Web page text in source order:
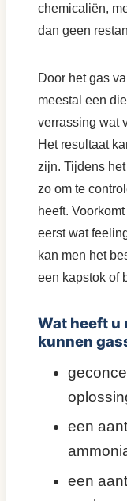
chemicaliën,
dan geen
Door het gas
meestal een
verrassing wat
Het resultaat
zijn. Tijdens
zo om te
heeft.
eerst wat
kan men het
een kapstok of
Wat heeft u
kunnen
een
een